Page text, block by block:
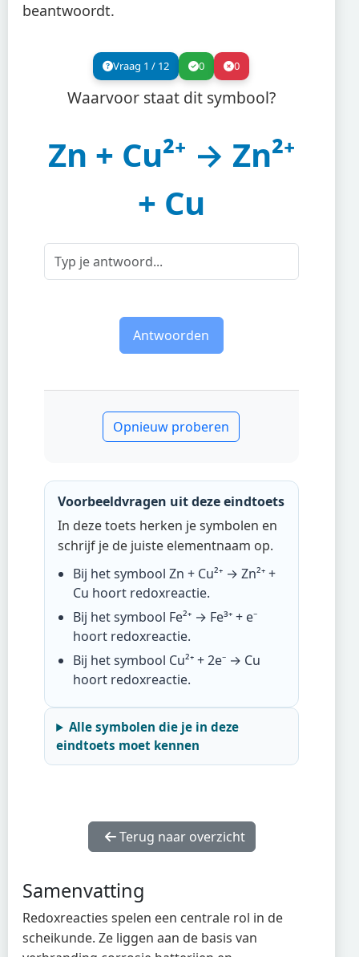
beantwoordt.
Vraag 1 / 12 0 0
Waarvoor staat dit symbool?
Zn + Cu²⁺ → Zn²⁺
+ Cu
Antwoorden
Opnieuw proberen
Voorbeeldvragen uit deze eindtoets
In deze toets herken je symbolen en
schrijf je de juiste elementnaam op.
Bij het symboolZn + Cu²⁺ → Zn²⁺ +
Cu hoort redoxreactie.
Bij het symbool Fe²⁺ → Fe³⁺ + e⁻
hoort redoxreactie.
Bij het symbool Cu²⁺ + 2e⁻ → Cu
hoort redoxreactie.
Alle symbolen die je in deze
eindtoets moet kennen
Terug naar overzicht
Samenvatting
Redoxreacties spelen een centrale rol in de
scheikunde. Ze liggen aan de basis van